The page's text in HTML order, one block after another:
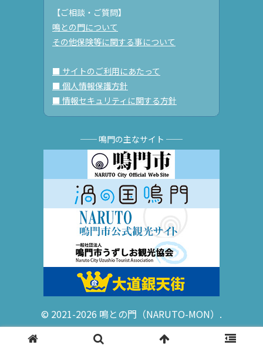
【ご相談・ご質問】
鳴との門について
その他保険等に関する事について
■ サイトのご利用にあたって
■ 個人情報保護方針
■ 情報セキュリティに関する方針
── 鳴門の主なサイト ──
© 2021-2026 鳴との門（NARUTO-MON）.